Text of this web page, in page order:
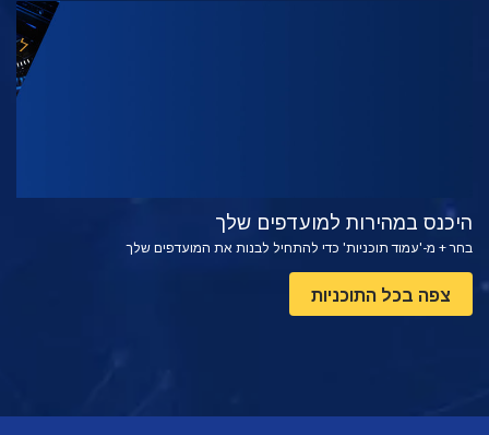
בדוק את הסדרה
היכנס במהירות למועדפים שלך
בחר + מ-'עמוד תוכניות' כדי להתחיל לבנות את המועדפים שלך
צפה בכל התוכניות